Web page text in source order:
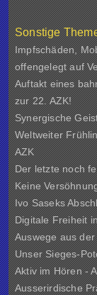
Sonstige
Impfschäden,
offengelegt auf
Auftakt eines
zur 22. AZK!
Synergische
Weltweiter
AZK
Der letzte noch
Keine
Ivo Saseks
Digitale Freiheit
Auswege aus
Unser Sieges-
Aktiv im Hören -
Ausserirdische